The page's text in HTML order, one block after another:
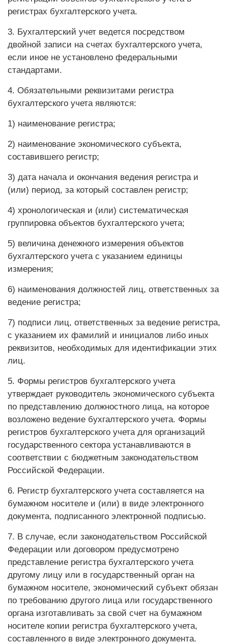
регистрах бухгалтерского учета.
3. Бухгалтерский учет ведется посредством
двойной записи на счетах бухгалтерского учета,
если иное не установлено федеральными
стандартами.
4. Обязательными реквизитами регистра
бухгалтерского учета являются:
1) наименование регистра;
2) наименование экономического субъекта,
составившего регистр;
3) дата начала и окончания ведения регистра и
(или) период, за который составлен регистр;
4) хронологическая и (или) систематическая
группировка объектов бухгалтерского учета;
5) величина денежного измерения объектов
бухгалтерского учета с указанием единицы
измерения;
6) наименования должностей лиц, ответственных за
ведение регистра;
7) подписи лиц, ответственных за ведение регистра,
с указанием их фамилий и инициалов либо иных
реквизитов, необходимых для идентификации этих
лиц.
5. Формы регистров бухгалтерского учета
утверждает руководитель экономического субъекта
по представлению должностного лица, на которое
возложено ведение бухгалтерского учета. Формы
регистров бухгалтерского учета для организаций
государственного сектора устанавливаются в
соответствии с бюджетным законодательством
Российской Федерации.
6. Регистр бухгалтерского учета составляется на
бумажном носителе и (или) в виде электронного
документа, подписанного электронной подписью.
7. В случае, если законодательством Российской
Федерации или договором предусмотрено
представление регистра бухгалтерского учета
другому лицу или в государственный орган на
бумажном носителе, экономический субъект обязан
по требованию другого лица или государственного
органа изготавливать за свой счет на бумажном
носителе копии регистра бухгалтерского учета,
составленного в виде электронного документа.